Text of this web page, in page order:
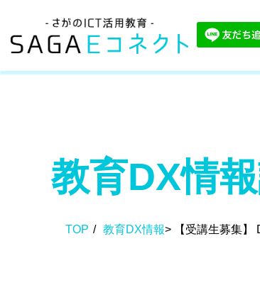
教育DX情
TOP / 教育DX情報> 【受講生募集